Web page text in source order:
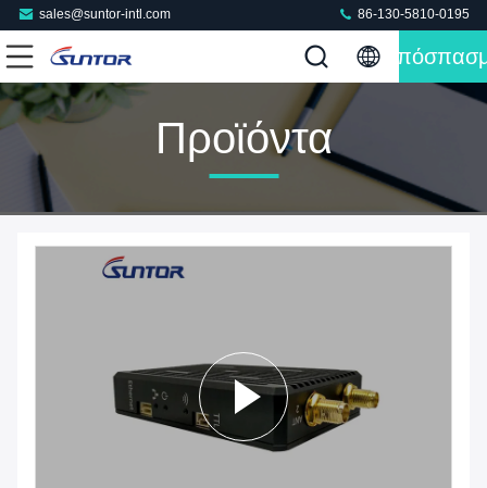
sales@suntor-intl.com 86-130-5810-0195
Προϊόντα